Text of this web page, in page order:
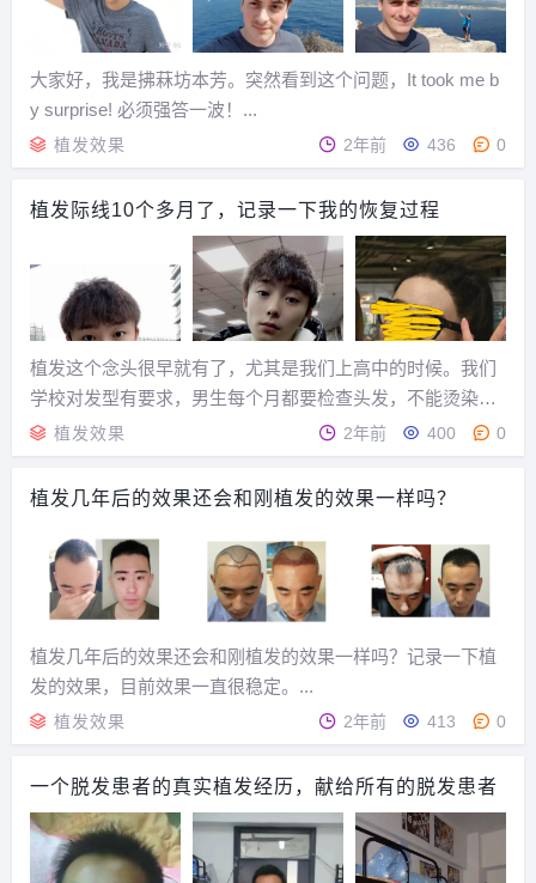
大家好，我是拂菻坊本芳。突然看到这个问题，It took me b
y surprise! 必须强答一波！...
植发效果 2年前 436 0
植发际线10个多月了，记录一下我的恢复过程
植发这个念头很早就有了，尤其是我们上高中的时候。我们
学校对发型有要求，男生每个月都要检查头发，不能烫染不
能留长头发，那时候留着个板寸就觉得自己的发际线很高，
而且因为我的下巴比较尖，下庭也短，所以就显得额头更
大，发际线更高，所以上了大学就开始一直留刘海，来掩...
植发效果 2年前 400 0
植发几年后的效果还会和刚植发的效果一样吗？
植发几年后的效果还会和刚植发的效果一样吗？记录一下植
发的效果，目前效果一直很稳定。...
植发效果 2年前 413 0
一个脱发患者的真实植发经历，献给所有的脱发患者